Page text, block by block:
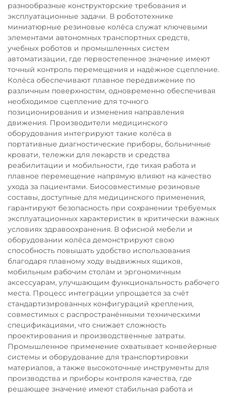
разнообразные конструкторские требования и
эксплуатационные задачи. В робототехнике
миниатюрные резиновые колёса служат ключевыми
элементами автономных транспортных средств,
учебных роботов и промышленных систем
автоматизации, где первостепенное значение имеют
точный контроль перемещения и надёжное сцепление.
Колёса обеспечивают плавное передвижение по
различным поверхностям, одновременно обеспечивая
необходимое сцепление для точного
позиционирования и изменения направления
движения. Производители медицинского
оборудования интегрируют такие колёса в
портативные диагностические приборы, больничные
кровати, тележки для лекарств и средства
реабилитации и мобильности, где тихая работа и
плавное перемещение напрямую влияют на качество
ухода за пациентами. Биосовместимые резиновые
составы, доступные для медицинского применения,
гарантируют безопасность при сохранении требуемых
эксплуатационных характеристик в критически важных
условиях здравоохранения. В офисной мебели и
оборудовании колёса демонстрируют свою
способность повышать удобство использования
благодаря плавному ходу выдвижных ящиков,
мобильным рабочим столам и эргономичным
аксессуарам, улучшающим функциональность рабочего
места. Процесс интеграции упрощается за счёт
стандартизированных конфигураций крепления,
совместимых с распространёнными техническими
спецификациями, что снижает сложность
проектирования и производственные затраты.
Промышленное применение охватывает конвейерные
системы и оборудование для транспортировки
материалов, а также высокоточные инструменты для
производства и приборы контроля качества, где
решающее значение имеют стабильная работа и